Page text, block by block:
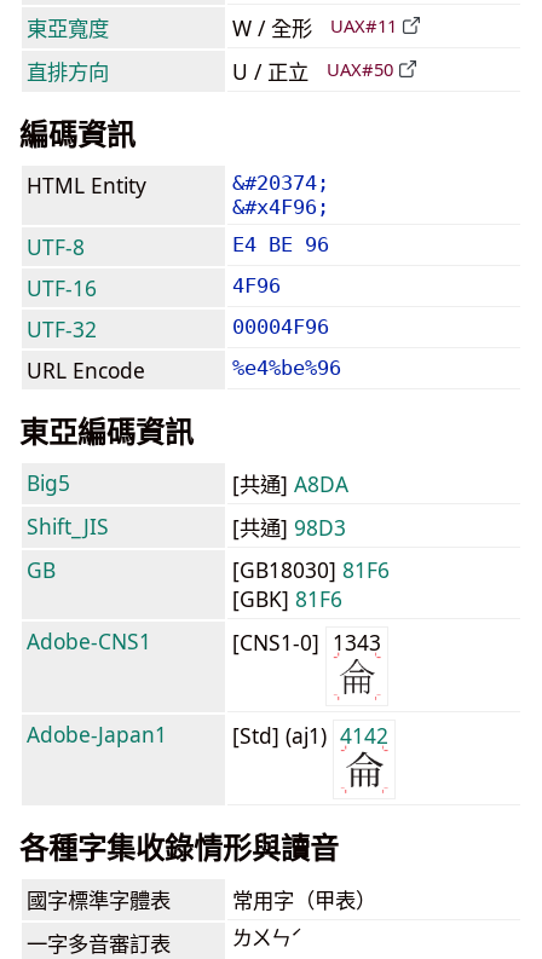
東亞寬度
W / 全形 UAX#11
直排方向 U / 正立 UAX#50
編碼資訊
HTML Entity
&#20374;
&#x4F96;
UTF-8 E4 BE 96
UTF-16 4F96
UTF-32 00004F96
URL Encode %e4%be%96
東亞編碼資訊
Big5 [共通] A8DA
Shift_JIS
[共通] 98D3
GB
[GB18030] 81F6
[GBK] 81F6
Adobe-CNS1
[CNS1-0] 1343
Adobe-Japan1 [Std] (aj1) 4142
各種字集收錄情形與讀音
國字標準字體表 常用字（甲表）
一字多音審訂表 ㄌㄨㄣˊ